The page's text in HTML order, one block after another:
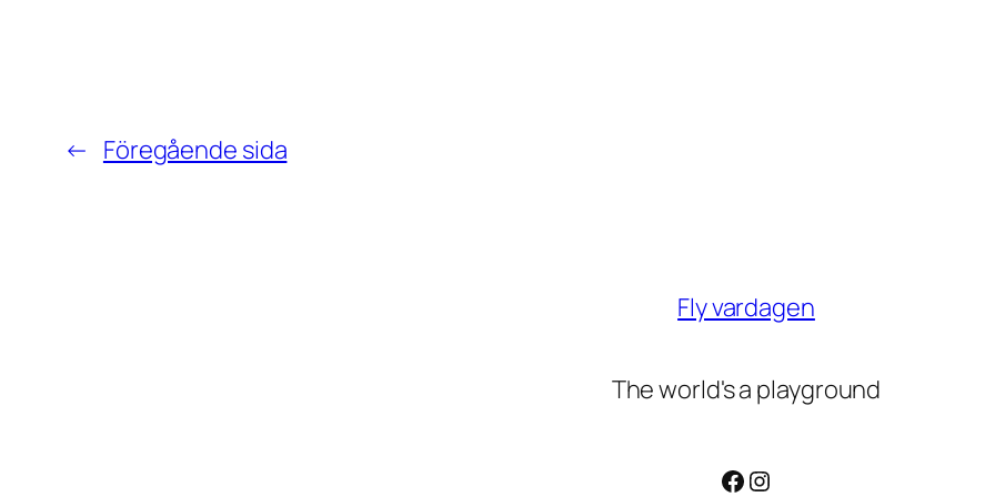
← Föregående sida
Fly vardagen
The world's a playground
Facebook
Instagram